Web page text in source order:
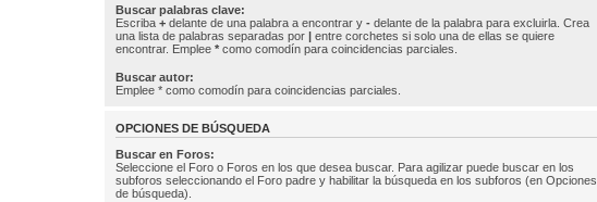
Buscar palabras clave:
Escriba + delante de una palabra a encontrar y - delante de la palabra para excluirla. Crea
una lista de palabras separadas por | entre corchetes si solo una de ellas se quiere
encontrar. Emplee * como comodín para coincidencias parciales.
Buscar autor:
Emplee * como comodín para coincidencias parciales.
OPCIONES DE BÚSQUEDA
Buscar en Foros:
Seleccione el Foro o Foros en los que desea buscar. Para agilizar puede buscar en los
subforos seleccionando el Foro padre y habilitar la búsqueda en los subforos (en Opciones
de búsqueda).